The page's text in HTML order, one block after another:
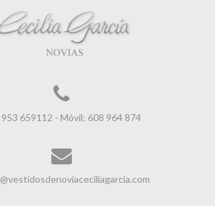
659112 - Móvil: 608 964 874